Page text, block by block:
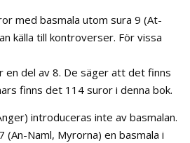
med basmala utom sura 9 (At-
källa till kontroverser. För vissa
del av 8. De säger att det finns
finns det 114 suror i denna bok.
introduceras inte av basmalan.
(An-Naml, Myrorna) en basmala i